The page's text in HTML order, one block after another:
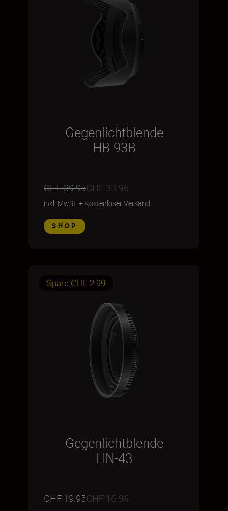
Gegenlichtblende
HB-93B
CHF 39.95CHF 33.96
inkl. MwSt. + Kostenloser Versand
SHOP
Spare CHF 2.99
Gegenlichtblende
HN-43
CHF 19.95CHF 16.96